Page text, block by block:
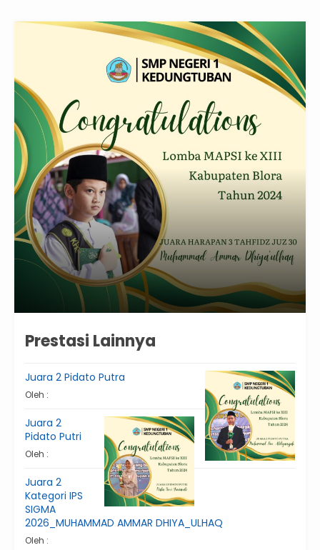
Prestasi Lainnya
Juara 2 Pidato Putra
Oleh :
Juara 2
Pidato Putri
Oleh :
Juara 2
Kategori IPS
SIGMA
2026_MUHAMMAD AMMAR DHIYA_ULHAQ
Oleh :